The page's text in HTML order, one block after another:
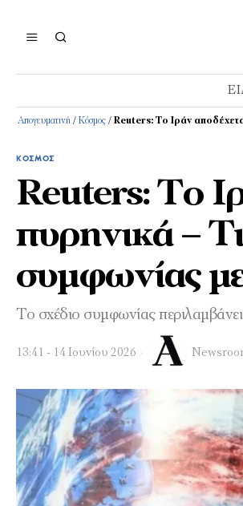
Απογευματινή / Κόσμος / Reuters: Το Ιράν
ΚΌΣΜΟΣ
Reuters: Το
πυρηνικά –
συμφωνίας
Το σχέδιο συμφωνίας περιλαμβάνει
13:41 - 14 Ιουνίου 2026